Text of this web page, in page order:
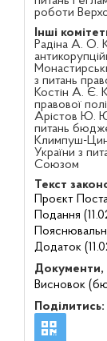
роботи
Інші
Радіна А. О.
з питань
Костін А. Є.
правової
Арістов Ю.
питань
Климпуш-
України з
Союзом
Текст
Проєкт
Подання
Додаток
Документи,
Висновок
Поділитись: